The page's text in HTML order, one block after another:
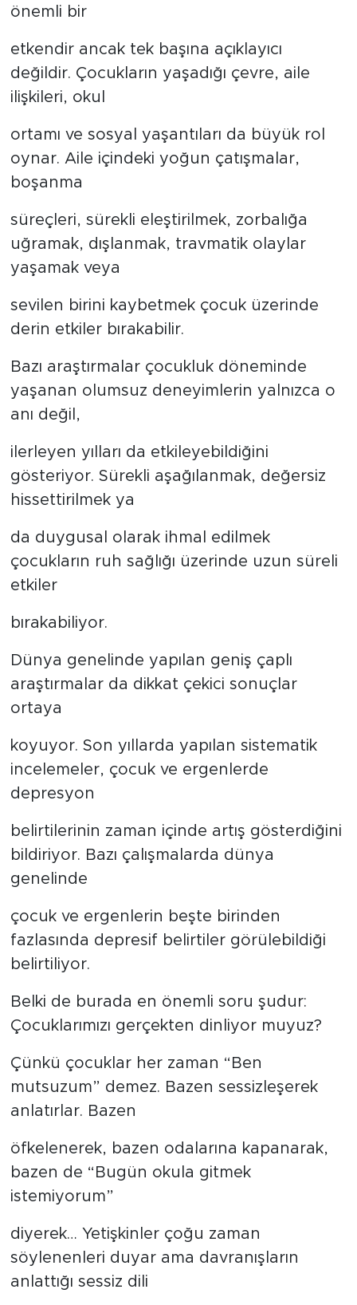
önemli bir
etkendir ancak tek başına açıklayıcı
değildir. Çocukların yaşadığı çevre, aile
ilişkileri, okul
ortamı ve sosyal yaşantıları da büyük rol
oynar. Aile içindeki yoğun çatışmalar,
boşanma
süreçleri, sürekli eleştirilmek, zorbalığa
uğramak, dışlanmak, travmatik olaylar
yaşamak veya
sevilen birini kaybetmek çocuk üzerinde
derin etkiler bırakabilir.
Bazı araştırmalar çocukluk döneminde
yaşanan olumsuz deneyimlerin yalnızca o
anı değil,
ilerleyen yılları da etkileyebildiğini
gösteriyor. Sürekli aşağılanmak, değersiz
hissettirilmek ya
da duygusal olarak ihmal edilmek
çocukların ruh sağlığı üzerinde uzun süreli
etkiler
bırakabiliyor.
Dünya genelinde yapılan geniş çaplı
araştırmalar da dikkat çekici sonuçlar
ortaya
koyuyor. Son yıllarda yapılan sistematik
incelemeler, çocuk ve ergenlerde
depresyon
belirtilerinin zaman içinde artış gösterdiğini
bildiriyor. Bazı çalışmalarda dünya
genelinde
çocuk ve ergenlerin beşte birinden
fazlasında depresif belirtiler görülebildiği
belirtiliyor.
Belki de burada en önemli soru şudur:
Çocuklarımızı gerçekten dinliyor muyuz?
Çünkü çocuklar her zaman “Ben
mutsuzum” demez. Bazen sessizleşerek
anlatırlar. Bazen
öfkelenerek, bazen odalarına kapanarak,
bazen de “Bugün okula gitmek
istemiyorum”
diyerek… Yetişkinler çoğu zaman
söylenenleri duyar ama davranışların
anlattığı sessiz dili